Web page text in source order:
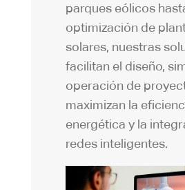
parques eólicos
optimización de
solares, nuestras
facilitan el diseño,
operación de
maximizan la
energética y la
redes inteligentes.